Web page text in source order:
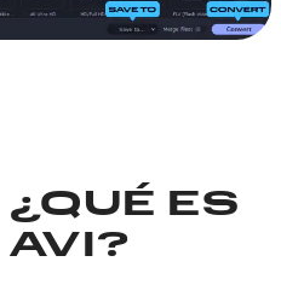
¿QUÉ ES
AVI?